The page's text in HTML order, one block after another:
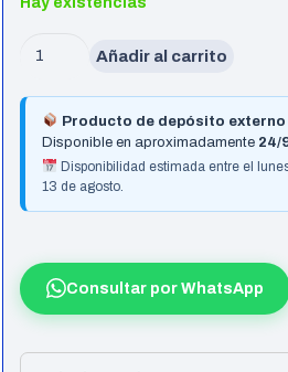
Monitor
Led
D300
cantidad
Añadir al carrito
Producto de depósito externo
Disponible en aproximadamente 24/
Disponibilidad estimada entre el
13 de agosto.
Consultar por WhatsApp